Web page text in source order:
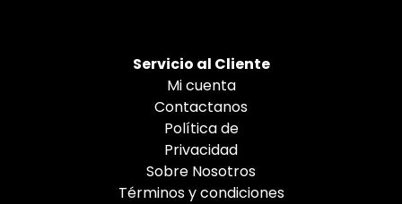
Servicio al Cliente
Mi cuenta
Contactanos
Política de
Privacidad
Sobre Nosotros
Términos y condiciones